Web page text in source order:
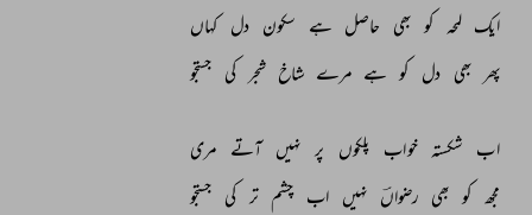
ایک لمحہ کو بھی حاصل ہے سکون دل کہاں
پھر بھی دل کو ہے مرے شاخ شجر کی جستجو
اب شکستہ خواب پلکوں پر نہیں آتے مری
مجھ کو بھی رضواںؔ نہیں اب چشم تر کی جستجو